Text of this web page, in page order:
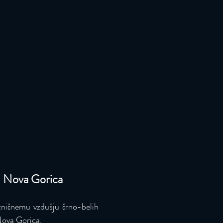
Gorica
vzdušju črno-belih
Gorica.